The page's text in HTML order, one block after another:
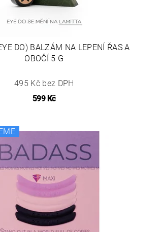
DO) BALZÁM NA LEPENÍ ŘAS A
OBOČÍ 5 G
495 Kč bez DPH
599 Kč